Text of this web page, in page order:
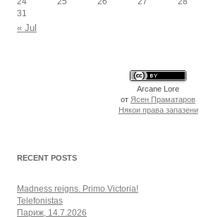
31
« Jul
Arcane Lore
от Ясен Праматаров
Някои права запазени
RECENT POSTS
Madness reigns. Primo Victoria!
Telefonistas
Париж, 14.7.2026